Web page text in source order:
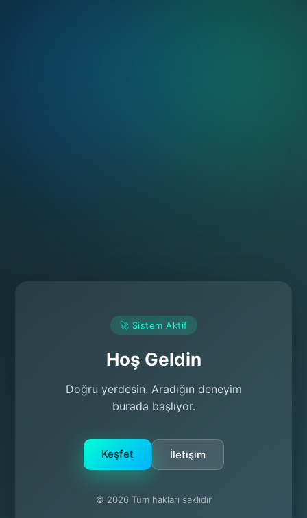
🚀 Sistem Aktif
Hoş Geldin
Doğru yerdesin. Aradığın deneyim
burada başlıyor.
Keşfet İletişim
© 2026 Tüm hakları saklıdır